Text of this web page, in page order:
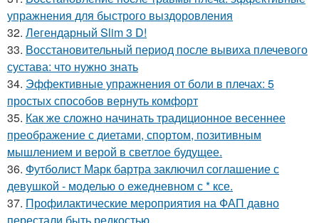
упражнения для быстрого выздоровления
32. Легендарный Slim 3 D!
33. Восстановительный период после вывиха плечевого
сустава: что нужно знать
34. Эффективные упражнения от боли в плечах: 5
простых способов вернуть комфорт
35. Как же сложно начинать традиционное весеннее
преображение с диетами, спортом, позитивным
мышлением и верой в светлое будущее.
36. Футболист Марк бартра заключил соглашение с
девушкой - моделью о ежедневном с * ксе.
37. Профилактические мероприятия на ФАП давно